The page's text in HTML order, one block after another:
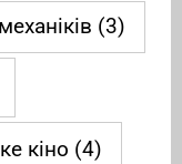
(3)
кіно (4)